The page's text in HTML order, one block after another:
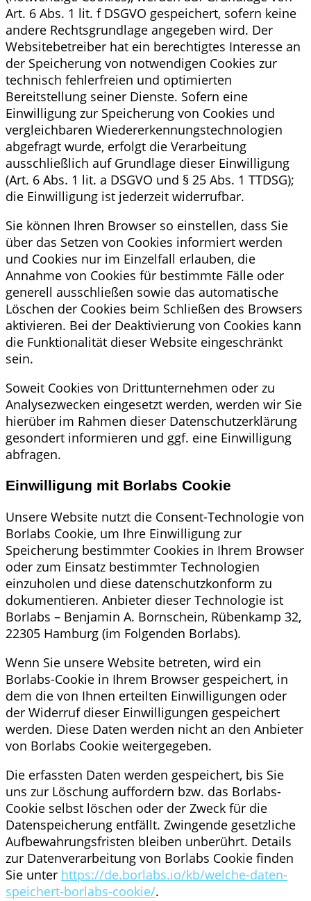
Art. 6 Abs. 1 lit. f DSGVO gespeichert, sofern keine
andere Rechtsgrundlage angegeben wird. Der
Websitebetreiber hat ein berechtigtes Interesse an
der Speicherung von notwendigen Cookies zur
technisch fehlerfreien und optimierten
Bereitstellung seiner Dienste. Sofern eine
Einwilligung zur Speicherung von Cookies und
vergleichbaren Wiedererkennungstechnologien
abgefragt wurde, erfolgt die Verarbeitung
ausschließlich auf Grundlage dieser Einwilligung
(Art. 6 Abs. 1 lit. a DSGVO und § 25 Abs. 1 TTDSG);
die Einwilligung ist jederzeit widerrufbar.
Sie können Ihren Browser so einstellen, dass Sie
über das Setzen von Cookies informiert werden
und Cookies nur im Einzelfall erlauben, die
Annahme von Cookies für bestimmte Fälle oder
generell ausschließen sowie das automatische
Löschen der Cookies beim Schließen des Browsers
aktivieren. Bei der Deaktivierung von Cookies kann
die Funktionalität dieser Website eingeschränkt
sein.
Soweit Cookies von Drittunternehmen oder zu
Analysezwecken eingesetzt werden, werden wir Sie
hierüber im Rahmen dieser Datenschutzerklärung
gesondert informieren und ggf. eine Einwilligung
abfragen.
Einwilligung mit Borlabs Cookie
Unsere Website nutzt die Consent-Technologie von
Borlabs Cookie, um Ihre Einwilligung zur
Speicherung bestimmter Cookies in Ihrem Browser
oder zum Einsatz bestimmter Technologien
einzuholen und diese datenschutzkonform zu
dokumentieren. Anbieter dieser Technologie ist
Borlabs – Benjamin A. Bornschein, Rübenkamp 32,
22305 Hamburg (im Folgenden Borlabs).
Wenn Sie unsere Website betreten, wird ein
Borlabs-Cookie in Ihrem Browser gespeichert, in
dem die von Ihnen erteilten Einwilligungen oder
der Widerruf dieser Einwilligungen gespeichert
werden. Diese Daten werden nicht an den Anbieter
von Borlabs Cookie weitergegeben.
Die erfassten Daten werden gespeichert, bis Sie
uns zur Löschung auffordern bzw. das Borlabs-
Cookie selbst löschen oder der Zweck für die
Datenspeicherung entfällt. Zwingende gesetzliche
Aufbewahrungsfristen bleiben unberührt. Details
zur Datenverarbeitung von Borlabs Cookie finden
Sie unter https://de.borlabs.io/kb/welche-daten-
speichert-borlabs-cookie/.